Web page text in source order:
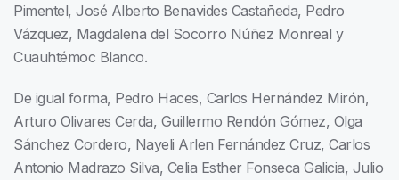
Pimentel, José Alberto Benavides Castañeda, Pedro
Vázquez, Magdalena del Socorro Núñez Monreal y
Cuauhtémoc Blanco.
De igual forma, Pedro Haces, Carlos Hernández Mirón,
Arturo Olivares Cerda, Guillermo Rendón Gómez, Olga
Sánchez Cordero, Nayeli Arlen Fernández Cruz, Carlos
Antonio Madrazo Silva, Celia Esther Fonseca Galicia, Julio